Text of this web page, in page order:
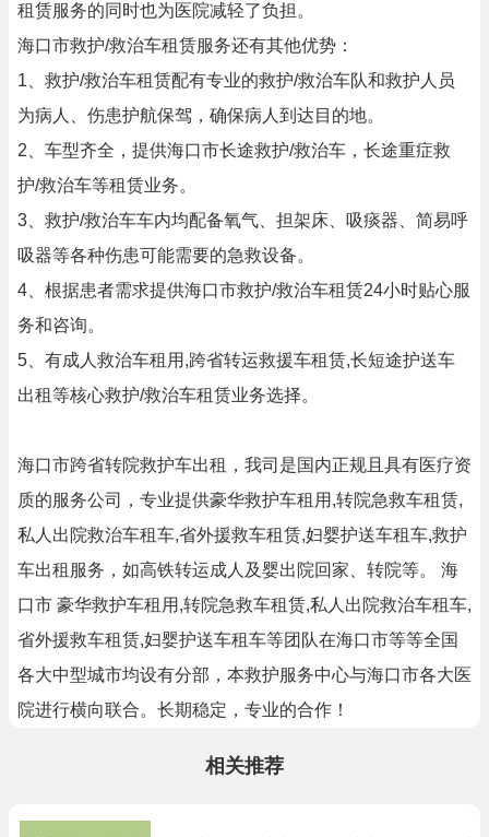
租赁服务的同时也为医院减轻了负担。
海口市救护/救治车租赁服务还有其他优势：
1、救护/救治车租赁配有专业的救护/救治车队和救护人员
为病人、伤患护航保驾，确保病人到达目的地。
2、车型齐全，提供海口市长途救护/救治车，长途重症救
护/救治车等租赁业务。
3、救护/救治车车内均配备氧气、担架床、吸痰器、简易呼
吸器等各种伤患可能需要的急救设备。
4、根据患者需求提供海口市救护/救治车租赁24小时贴心服
务和咨询。
5、有成人救治车租用,跨省转运救援车租赁,长短途护送车
出租等核心救护/救治车租赁业务选择。
海口市跨省转院救护车出租，我司是国内正规且具有医疗资
质的服务公司，专业提供豪华救护车租用,转院急救车租赁,
私人出院救治车租车,省外援救车租赁,妇婴护送车租车,救护
车出租服务，如高铁转运成人及婴出院回家、转院等。 海
口市 豪华救护车租用,转院急救车租赁,私人出院救治车租车,
省外援救车租赁,妇婴护送车租车等团队在海口市等等全国
各大中型城市均设有分部，本救护服务中心与海口市各大医
院进行横向联合。长期稳定，专业的合作！
相关推荐